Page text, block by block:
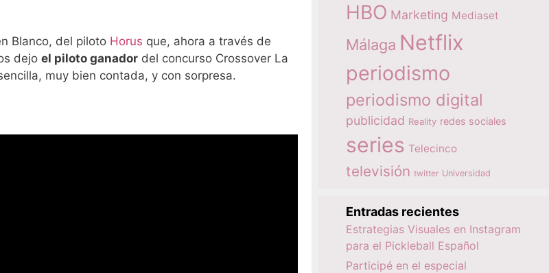
Blanco, del piloto Horus que, ahora a través de
dejo el piloto ganador del concurso Crossover La
muy bien contada, y con sorpresa.
HBO Marketing Mediaset
Málaga Netflix
periodismo
periodismo digital
publicidad Reality redes sociales
series Telecinco
televisión twitter Universidad
Entradas recientes
Estrategias Visuales en Instagram
para el Pickleball Español
Participé en el especial